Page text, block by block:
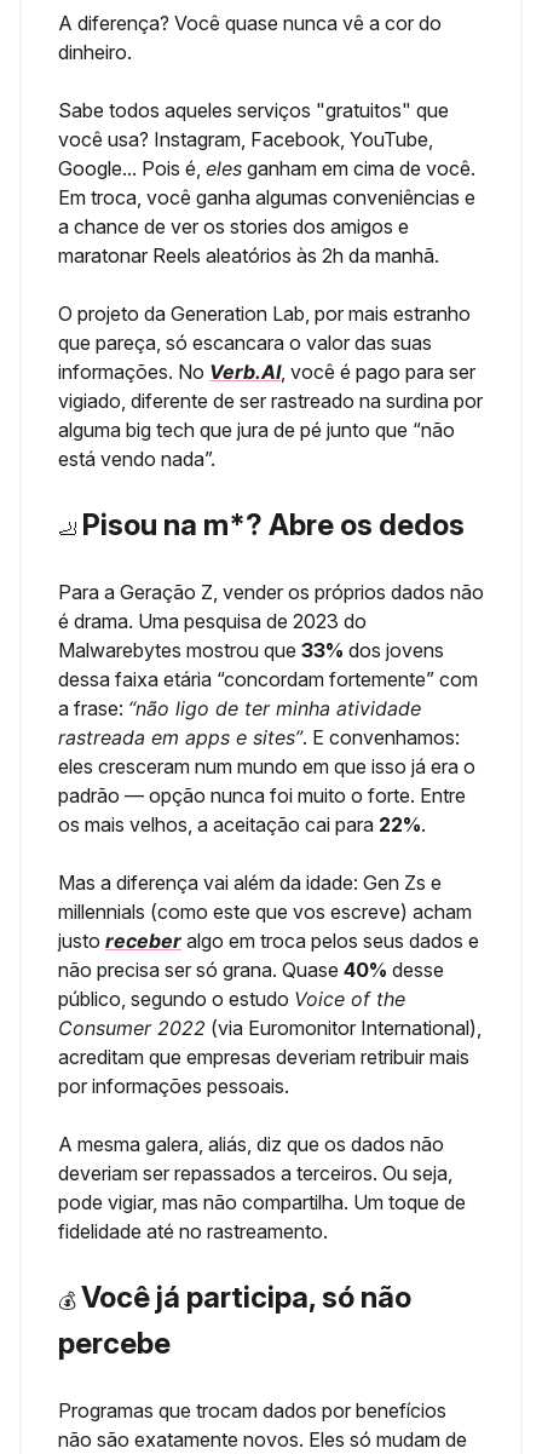
A diferença? Você quase nunca vê a cor do
dinheiro.
Sabe todos aqueles serviços "gratuitos" que
você usa? Instagram, Facebook, YouTube,
Google... Pois é, eles ganham em cima de você.
Em troca, você ganha algumas conveniências e
a chance de ver os stories dos amigos e
maratonar Reels aleatórios às 2h da manhã.
O projeto da Generation Lab, por mais estranho
que pareça, só escancara o valor das suas
informações. No Verb.AI, você é pago para ser
vigiado, diferente de ser rastreado na surdina por
alguma big tech que jura de pé junto que “não
está vendo nada”.
🦶 Pisou na m*? Abre os dedos
Para a Geração Z, vender os próprios dados não
é drama. Uma pesquisa de 2023 do
Malwarebytes mostrou que 33% dos jovens
dessa faixa etária “concordam fortemente” com
a frase: “não ligo de ter minha atividade
rastreada em apps e sites”. E convenhamos:
eles cresceram num mundo em que isso já era o
padrão — opção nunca foi muito o forte. Entre
os mais velhos, a aceitação cai para 22%.
Mas a diferença vai além da idade: Gen Zs e
millennials (como este que vos escreve) acham
justo receber algo em troca pelos seus dados e
não precisa ser só grana. Quase 40% desse
público, segundo o estudo Voice of the
Consumer 2022 (via Euromonitor International),
acreditam que empresas deveriam retribuir mais
por informações pessoais.
A mesma galera, aliás, diz que os dados não
deveriam ser repassados a terceiros. Ou seja,
pode vigiar, mas não compartilha. Um toque de
fidelidade até no rastreamento.
💰 Você já participa, só não
percebe
Programas que trocam dados por benefícios
não são exatamente novos. Eles só mudam de